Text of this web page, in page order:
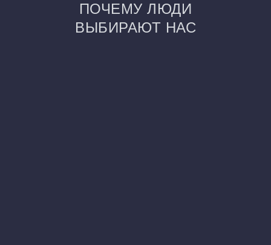
ПОЧЕМУ ЛЮДИ
ВЫБИРАЮТ НАС